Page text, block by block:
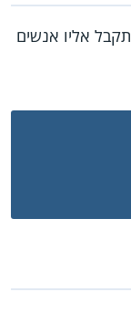
אליו אנשים